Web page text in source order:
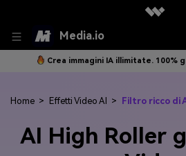
Media.io
Crea immagini IA illimitate. 100%
Home > Effetti Video AI > Filtro ricco di
AI High Roller